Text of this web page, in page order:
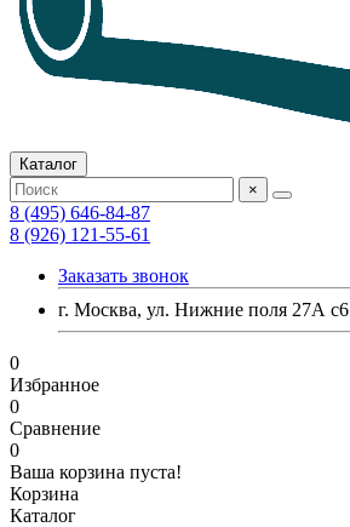
Каталог
×
8 (495) 646-84-87
8 (926) 121-55-61
Заказать звонок
г. Москва, ул. Нижние поля 27А с6
0
Избранное
0
Сравнение
0
Ваша корзина пуста!
Корзина
Каталог